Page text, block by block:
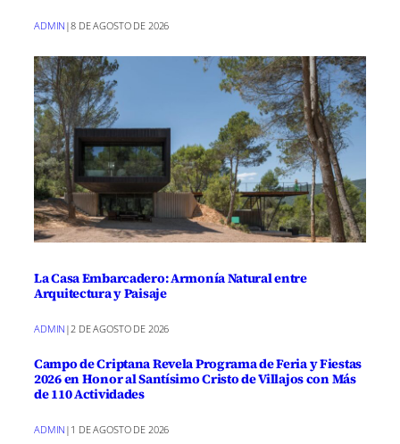
ADMIN |8 DE AGOSTO DE 2026
La Casa Embarcadero: Armonía Natural entre
Arquitectura y Paisaje
ADMIN |2 DE AGOSTO DE 2026
Campo de Criptana Revela Programa de Feria y Fiestas
2026 en Honor al Santísimo Cristo de Villajos con Más
de 110 Actividades
ADMIN | 1 DE AGOSTO DE 2026